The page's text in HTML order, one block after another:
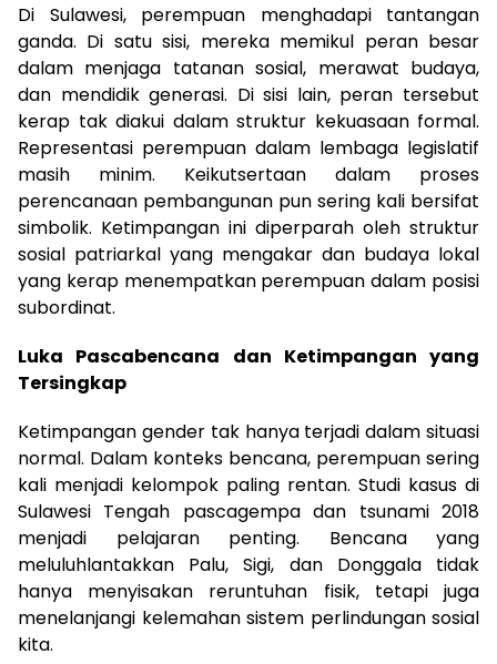
Di Sulawesi, perempuan menghadapi tantangan
ganda. Di satu sisi, mereka memikul peran besar
dalam menjaga tatanan sosial, merawat budaya,
dan mendidik generasi. Di sisi lain, peran tersebut
kerap tak diakui dalam struktur kekuasaan formal.
Representasi perempuan dalam lembaga legislatif
masih minim. Keikutsertaan dalam proses
perencanaan pembangunan pun sering kali bersifat
simbolik. Ketimpangan ini diperparah oleh struktur
sosial patriarkal yang mengakar dan budaya lokal
yang kerap menempatkan perempuan dalam posisi
subordinat.
Luka Pascabencana dan Ketimpangan yang
Tersingkap
Ketimpangan gender tak hanya terjadi dalam situasi
normal. Dalam konteks bencana, perempuan sering
kali menjadi kelompok paling rentan. Studi kasus di
Sulawesi Tengah pascagempa dan tsunami 2018
menjadi pelajaran penting. Bencana yang
meluluhlantakkan Palu, Sigi, dan Donggala tidak
hanya menyisakan reruntuhan fisik, tetapi juga
menelanjangi kelemahan sistem perlindungan sosial
kita.